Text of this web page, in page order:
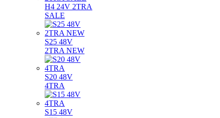
H4 24V 2TRA
SALE
S25 48V
2TRA NEW
S20 48V
4TRA
S15 48V